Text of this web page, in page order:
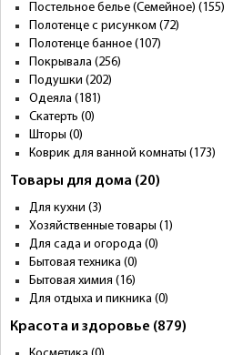
Постельное белье (Семейное) (155)
Полотенце с рисунком (72)
Полотенце банное (107)
Покрывала (256)
Подушки (202)
Одеяла (181)
Скатерть (0)
Шторы (0)
Коврик для ванной комнаты (173)
Товары для дома (20)
Для кухни (3)
Хозяйственные товары (1)
Для сада и огорода (0)
Бытовая техника (0)
Бытовая химия (16)
Для отдыха и пикника (0)
Красота и здоровье (879)